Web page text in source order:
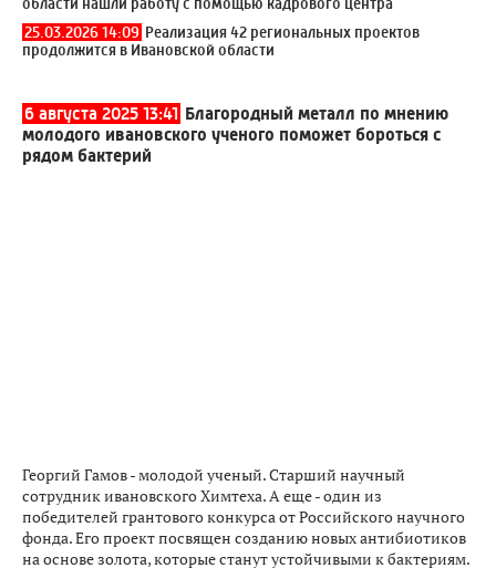
25.03.2026 14:09 Реализация 42 региональных проектов
продолжится в Ивановской области
6 августа 2025 13:41 Благородный металл по мнению
молодого ивановского ученого поможет бороться с
рядом бактерий
Георгий Гамов - молодой ученый. Старший научный
сотрудник ивановского Химтеха. А еще - один из
победителей грантового конкурса от Российского научного
фонда. Его проект посвящен созданию новых антибиотиков
на основе золота, которые станут устойчивыми к бактериям.